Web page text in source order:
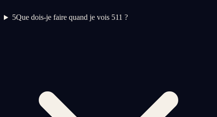
5Que dois-je faire quand je vois 511 ?